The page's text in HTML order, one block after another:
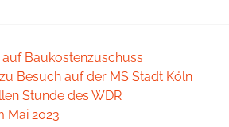
Baukostenzuschuss
Besuch auf der MS Stadt Köln
Stunde des WDR
Mai 2023